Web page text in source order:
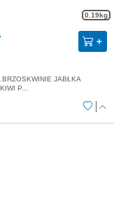
0.19kg
BRZOSKWINIE JABŁKA
P...